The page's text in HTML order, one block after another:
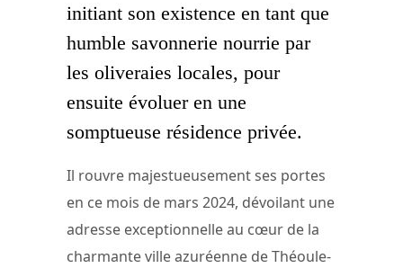
initiant son existence en tant que
humble savonnerie nourrie par
les oliveraies locales, pour
ensuite évoluer en une
somptueuse résidence privée.
Il rouvre majestueusement ses portes
en ce mois de mars 2024, dévoilant une
adresse exceptionnelle au cœur de la
charmante ville azuréenne de Théoule-